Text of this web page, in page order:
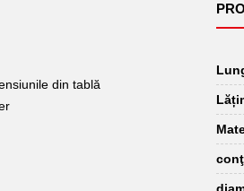
din tablă